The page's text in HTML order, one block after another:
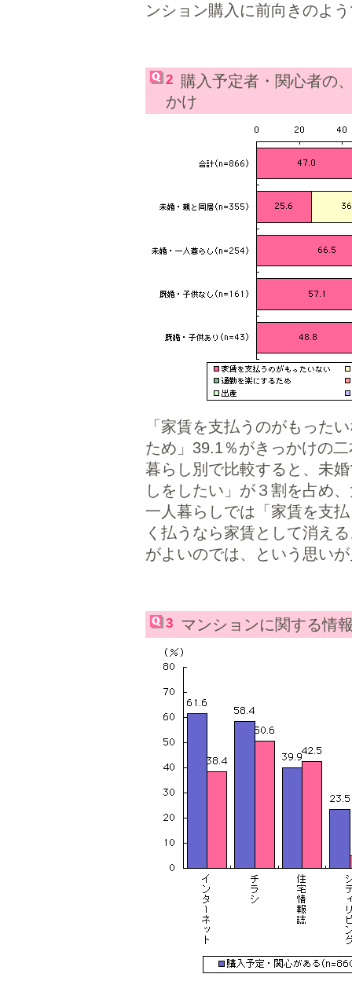
ンション購入に前向きのよ
2
購入予定者・関心者の
かけ
「家賃を支払うのがもった
ため」39.1％がきっかけの
暮らし別で比較すると、未
しをしたい」が３割を占め
一人暮らしでは「家賃を支
く払うなら家賃として消え
がよいのでは、という思い
3 マンションに関する情